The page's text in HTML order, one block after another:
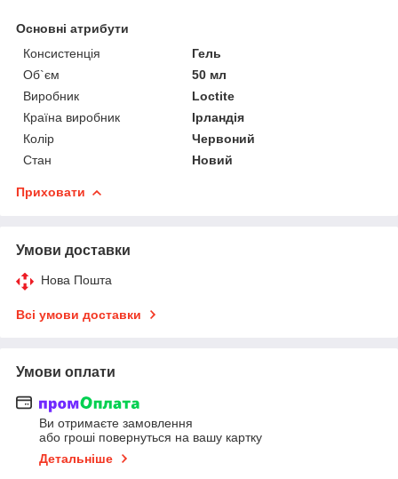
Основні атрибути
Консистенція
Гель
Об`єм
50 мл
Виробник
Loctite
Країна виробник
Ірландія
Колір
Червоний
Стан
Новий
Приховати
Умови доставки
Нова Пошта
Всі умови доставки
Умови оплати
Ви отримаєте замовлення
або гроші повернуться на вашу картку
Детальніше